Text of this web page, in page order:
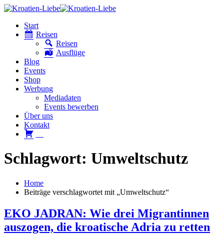
Start
Reisen
Reisen
Ausflüge
Blog
Events
Shop
Werbung
Mediadaten
Events bewerben
Über uns
Kontakt
Schlagwort: Umweltschutz
Home
Beiträge verschlagwortet mit „Umweltschutz“
EKO JADRAN: Wie drei Migrantinnen
auszogen, die kroatische Adria zu retten